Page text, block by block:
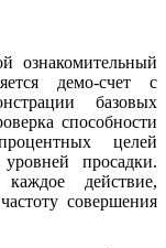
ознакомительный
демо-счет с
базовых
способности
целей
просадки.
каждое действие,
совершения